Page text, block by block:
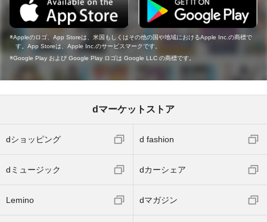
Appleのロゴ、App Storeは、米国もしくはその他の国や地域におけるApple Inc.の商標で
す。App Storeは、Apple Inc.のサービスマークです。
Google Play および Google Play ロゴは Google LLC の商標です。
dマーケットストア
dショッピング d fashion
dミュージック dカーシェア
Lemino dマガジン